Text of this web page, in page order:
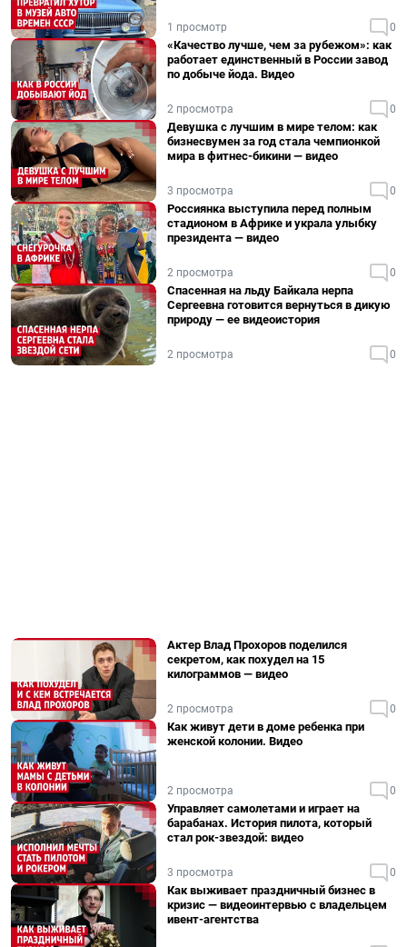
1 просмотр 0
«Качество лучше, чем за рубежом»: как
работает единственный в России завод
по добыче йода. Видео
2 просмотра 0
Девушка с лучшим в мире телом: как
бизнесвумен за год стала чемпионкой
мира в фитнес-бикини — видео
3 просмотра 0
Россиянка выступила перед полным
стадионом в Африке и украла улыбку
президента — видео
2 просмотра 0
Спасенная на льду Байкала нерпа
Сергеевна готовится вернуться в дикую
природу — ее видеоистория
2 просмотра 0
Актер Влад Прохоров поделился
секретом, как похудел на 15
килограммов — видео
2 просмотра 0
Как живут дети в доме ребенка при
женской колонии. Видео
2 просмотра 0
Управляет самолетами и играет на
барабанах. История пилота, который
стал рок-звездой: видео
3 просмотра 0
Как выживает праздничный бизнес в
кризис — видеоинтервью с владельцем
ивент-агентства